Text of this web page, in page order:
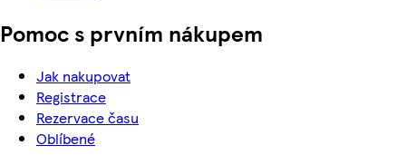
Pomoc s prvním nákupem
Jak nakupovat
Registrace
Rezervace času
Oblíbené